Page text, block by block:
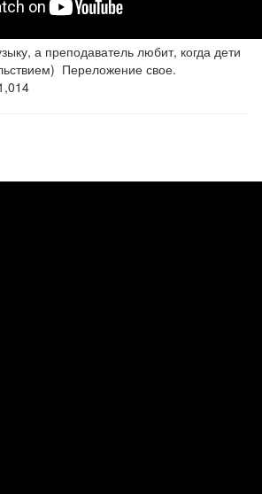
а преподаватель любит, когда дети
Переложение свое.